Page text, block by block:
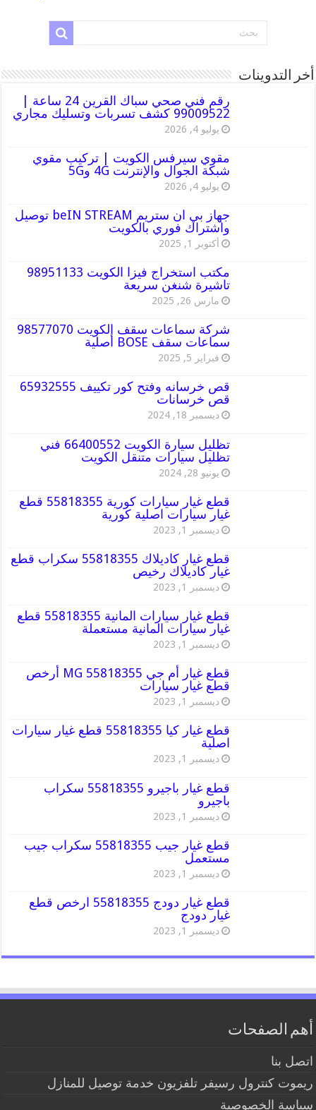
أخر التدوينات
رقم فني صحي سباك القرين 24 ساعة |
99009522 كشف تسربات وتسليك مجاري
يوليو 4, 2026
مقوي سيرفس الكويت | تركيب مقوي
شبكة الجوال والإنترنت 4G و5G
يوليو 4, 2026
جهاز بي ان ستريم beIN STREAM توصيل
واشتراك فوري بالكويت
أكتوبر 1, 2025
مكتب استخراج فيزا الكويت 98951133
تاشيرة شنغن سريعة
مارس 26, 2025
شركة سماعات سقف الكويت 98577070
سماعات سقف BOSE أصلية
فبراير 5, 2025
قص خرسانه وفتح كور تكييف 65932555
قص خرسانات
ديسمبر 18, 2024
تظليل سيارة الكويت 66400552 فني
تظليل سيارات متنقل الكويت
يونيو 28, 2024
قطع غيار سيارات كورية 55818355 قطع
غيار سيارات اصلية كورية
ديسمبر 1, 2023
قطع غيار كاديلاك 55818355 سكراب قطع
غيار كاديلاك رخيص
ديسمبر 1, 2023
قطع غيار سيارات المانية 55818355 قطع
غيار سيارات المانية مستعملة
ديسمبر 1, 2023
قطع غيار أم جي MG 55818355 أرخص
قطع غيار سيارات
ديسمبر 1, 2023
قطع غيار كيا 55818355 قطع غيار سيارات
اصلية
ديسمبر 1, 2023
قطع غيار باجيرو 55818355 سكراب
باجيرو
ديسمبر 1, 2023
قطع غيار جيب 55818355 سكراب جيب
مستعمل
ديسمبر 1, 2023
قطع غيار دودج 55818355 ارخص قطع
غيار دودج
ديسمبر 1, 2023
أهم الصفحات
اتصل بنا
ريموت كنترول رسيفر تلفزيون خدمة توصيل للمنازل
سياسة الخصوصية